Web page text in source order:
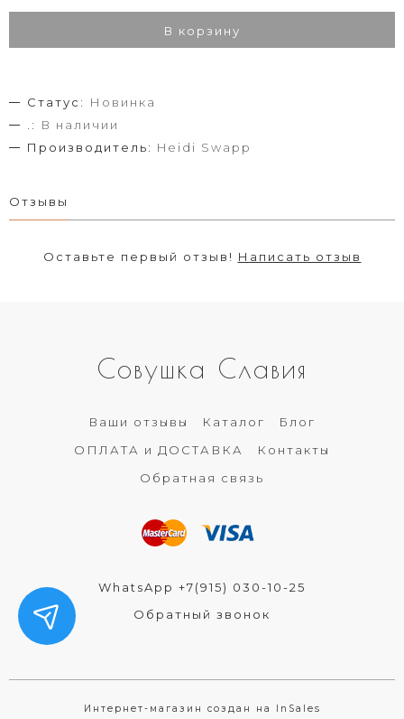
В корзину
Статус:
Новинка
.:
В наличии
Производитель: Heidi Swapp
Отзывы
Оставьте первый отзыв! Написать отзыв
Совушка Славия
Ваши отзывы Каталог
Блог
ОПЛАТА и ДОСТАВКА
Контакты
Обратная связь
WhatsApp +7(915) 030-10-25
Обратный звонок
Интернет-магазин создан на InSales